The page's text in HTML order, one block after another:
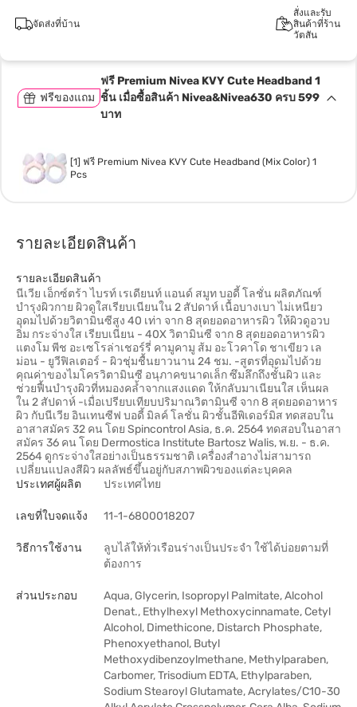
จัดส่งที่บ้าน
สั่งและรับ
สินค้าที่ร้าน
วัตสัน
ฟรีของแถม
ฟรี Premium Nivea KVY Cute Headband 1
ชิ้น เมื่อซื้อสินค้า Nivea&Nivea630 ครบ 599
บาท
[1] ฟรี Premium Nivea KVY Cute Headband (Mix Color) 1
Pcs
รายละเอียดสินค้า
รายละเอียดสินค้า
นีเวีย เอ็กซ์ตร้า ไบรท์ เรเดียนท์ แอนด์ สมูท บอดี้ โลชั่น ผลิตภัณฑ์
บำรุงผิวกาย ผิวดูใสเรียบเนียนใน 2 สัปดาห์ เนื้อบางเบา ไม่เหนียว
อุดมไปด้วยวิตามินซีสูง 40 เท่า จาก 8 สุดยอดอาหารผิว ให้ผิวดูอวบ
อิ่ม กระจ่างใส เรียบเนียน - 40X วิตามินซี จาก 8 สุดยอดอาหารผิว
แตงโม พีช อะเซโรล่าเชอร์รี่ คามูคามู ส้ม อะโวคาโด ชาเขียว เล
ม่อน - ยูวีฟิลเตอร์ - ผิวชุ่มชื้นยาวนาน 24 ชม. -สูตรที่อุดมไปด้วย
คุณค่าของไมโครวิตามินซี อนุภาคขนาดเล็ก ซึมลึกถึงชั้นผิว และ
ช่วยฟื้นบำรุงผิวที่หมองคล้ำจากแสงแดด ให้กลับมาเนียนใส เห็นผล
ใน 2 สัปดาห์ -เมื่อเปรียบเทียบปริมาณวิตามินซี จาก 8 สุดยอดอาหาร
ผิว กับนีเวีย อินเทนซีฟ บอดี้ มิลค์ โลชั่น ผิวชั้นอีพิเดอร์มิส ทดสอบใน
อาสาสมัคร 32 คน โดย Spincontrol Asia, ธ.ค. 2564 ทดสอบในอาสา
สมัคร 36 คน โดย Dermostica Institute Bartosz Walis, พ.ย. - ธ.ค.
2564 ดูกระจ่างใสอย่างเป็นธรรมชาติ เครื่องสำอางไม่สามารถ
เปลี่ยนแปลงสีผิว ผลลัพธ์ขึ้นอยู่กับสภาพผิวของแต่ละบุคคล
ประเทศผู้ผลิต
ประเทศไทย
เลขที่ใบจดแจ้ง 11-1-6800018207
วิธีการใช้งาน
ลูบไล้ให้ทั่วเรือนร่างเป็นประจำ ใช้ได้บ่อยตามที่
ต้องการ
ส่วนประกอบ
Aqua, Glycerin, Isopropyl Palmitate, Alcohol
Denat., Ethylhexyl Methoxycinnamate, Cetyl
Alcohol, Dimethicone, Distarch Phosphate,
Phenoxyethanol, Butyl
Methoxydibenzoylmethane, Methylparaben,
Carbomer, Trisodium EDTA, Ethylparaben,
Sodium Stearoyl Glutamate, Acrylates/C10-30